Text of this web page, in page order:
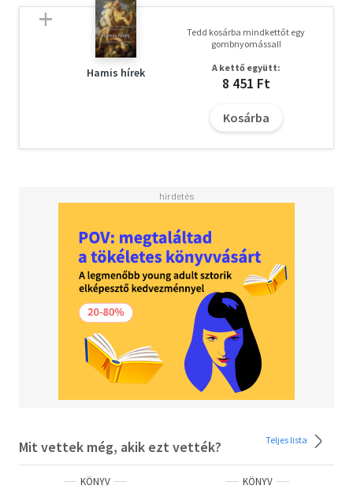
Hamis hírek
Tedd kosárba mindkettőt egy
gombnyomással!
A kettő együtt:
8 451 Ft
Kosárba
Mit vettek még, akik ezt vették? Teljes lista
KÖNYV KÖNYV